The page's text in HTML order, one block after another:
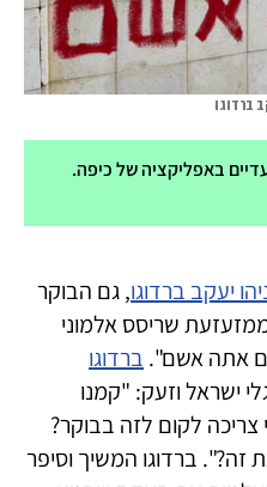
ברדוגו
באפליקציה של כיפה.
יעקב ברדוגו, גם הבוקר
שריסס אלמוני
אתה אשם". ברדוגו
ישראל וזעק: "קמנו
לקום לזה בבוקר?
ברדוגו המשיך וסיפר